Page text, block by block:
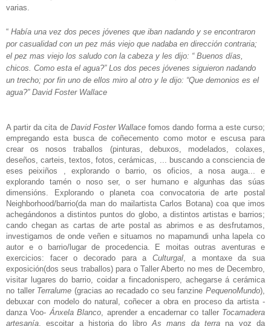
varias.
“ Había una vez dos peces jóvenes que iban nadando y se encontraron
por casualidad con un pez más viejo que nadaba en dirección contraria;
el pez mas viejo los saludo con la cabeza y les dijo: “ Buenos días,
chicos. Como esta el agua?” Los dos peces jóvenes siguieron nadando
un trecho; por fin uno de ellos miro al otro y le dijo: “Que demonios es el
agua?” David Foster Wallace
A partir da cita de David Foster Wallace fomos dando forma a este curso;
empregando esta busca de coñecemento como motor e escusa para
crear os nosos traballos (pinturas, debuxos, modelados, colaxes,
deseños, carteis, textos, fotos, cerámicas, ... buscando a consciencia de
eses peixiños , explorando o barrio, os oficios, a nosa auga... e
explorando tamén o noso ser, o ser humano e algunhas das súas
dimensións.
Explorando o planeta coa convocatoria de arte postal
Neighborhood/barrio(da man do mailartista Carlos Botana) coa que imos
achegándonos a distintos puntos do globo, a distintos artistas e barrios;
cando chegan as cartas de arte postal as abrimos e as desfrutamos,
investigamos de onde veñen e situamos no mapamundi unha lapela co
autor e o barrio/lugar de procedencia.
E moitas outras aventuras e
exercicios: facer o decorado para aCulturgal , a montaxe da sua
exposición(dos seus traballos) para o Taller Aberto no mes de Decembro,
visitar lugares do barrio, coidar a fincadonispero, achegarseácerámica
no taller Terralume (gracias ao recadado co seu fanzinePequenoMundo),
debuxar con modelo do natural, coñecer a obra en proceso da artista -
danza Voo- Ánxela Blanco , aprender a encadernar co taller Tocamadera
artesanía ,escoitar a historia do libroAs mans da terra na voz da